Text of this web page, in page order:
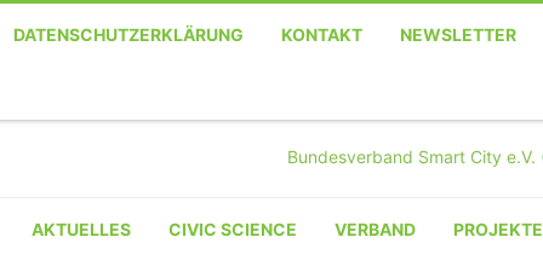
DATENSCHUTZERKLÄRUNG KONTAKT NEWSLETTER
AKTUELLES CIVIC SCIENCE VERBAND PROJEKTE